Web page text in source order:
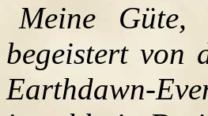
Meine
begeistert von
Earthdawn-